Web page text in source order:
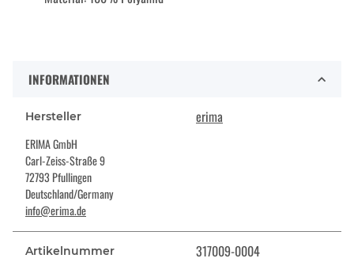
INFORMATIONEN
Hersteller erima
ERIMA GmbH
Carl-Zeiss-Straße 9
72793 Pfullingen
Deutschland/Germany
info@erima.de
Artikelnummer 317009-0004